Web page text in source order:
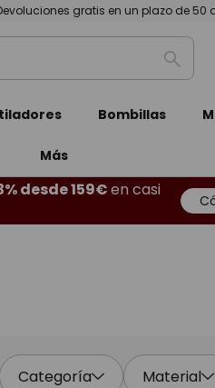
gratis en un plazo de 50
Buscar
Bombillas
Más
desde 159€en casi
Categoría Material